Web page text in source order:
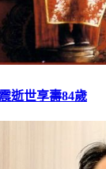
逝世享壽84歲